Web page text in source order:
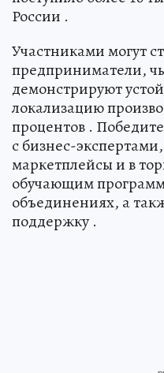
России .
Участниками могут
предприниматели,
демонстрируют
локализацию
процентов .
с бизнес-
маркетплейсы и в
обучающим
объединениях, а
поддержку .